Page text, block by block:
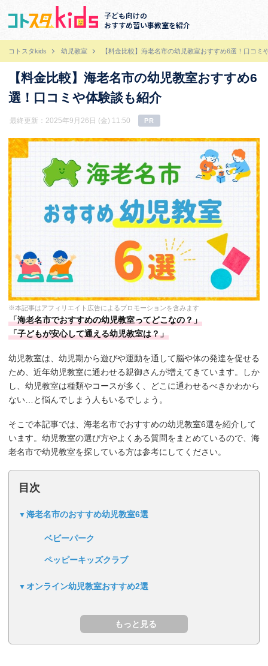
子ども向けの
おすすめ習い事教室を紹介
コトスタkids 幼児教室 【料金比較】海老名市の幼児教室おすすめ6選！口コミ
【料金比較】海老名市の幼児教室おすすめ6
選！口コミや体験談も紹介
最終更新：2025年9月26日 (金) 11:50 PR
※本記事はアフィリエイト広告によるプロモーションを含みます
「海老名市でおすすめの幼児教室ってどこなの？」
「子どもが安心して通える幼児教室は？」
幼児教室は、幼児期から遊びや運動を通して脳や体の発達を促せる
ため、近年幼児教室に通わせる親御さんが増えてきています。しか
し、幼児教室は種類やコースが多く、どこに通わせるべきかわから
ない…と悩んでしまう人もいるでしょう。
そこで本記事では、海老名市でおすすめの幼児教室6選を紹介して
います。幼児教室の選び方やよくある質問をまとめているので、海
老名市で幼児教室を探している方は参考にしてください。
目次
海老名市のおすすめ幼児教室6選
ベビーパーク
ペッピーキッズクラブ
オンライン幼児教室おすすめ2選